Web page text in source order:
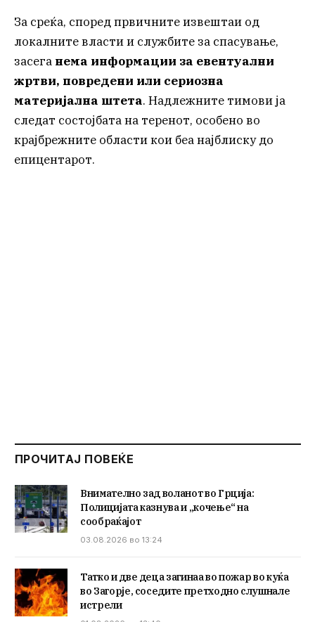
За среќа, според првичните извештаи од
локалните власти и службите за спасување,
засега нема информации за евентуални
жртви, повредени или сериозна
материјална штета. Надлежните тимови ја
следат состојбата на теренот, особено во
крајбрежните области кои беа најблиску до
епицентарот.
ПРОЧИТАЈ ПОВЕЌЕ
Внимателно зад воланот во Грција:
Полицијата казнува и „кочење“ на
сообраќајот
03.08.2026 во 13:24
Татко и две деца загинаа во пожар во куќа
во Загорје, соседите претходно слушнале
истрели